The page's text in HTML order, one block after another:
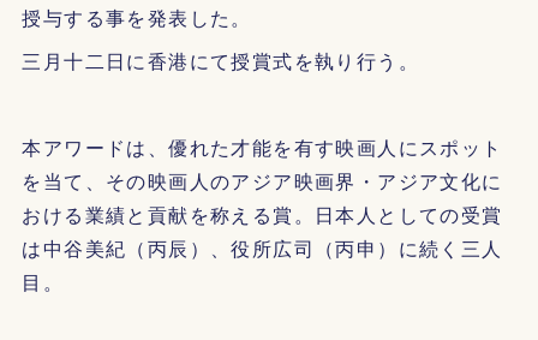
授与する事を発表した。
三月十二日に香港にて授賞式を執り行う。
本アワードは、優れた才能を有す映画人にスポット
を当て、その映画人のアジア映画界・アジア文化に
おける業績と貢献を称える賞。日本人としての受賞
は中谷美紀（丙辰）、役所広司（丙申）に続く三人
目。